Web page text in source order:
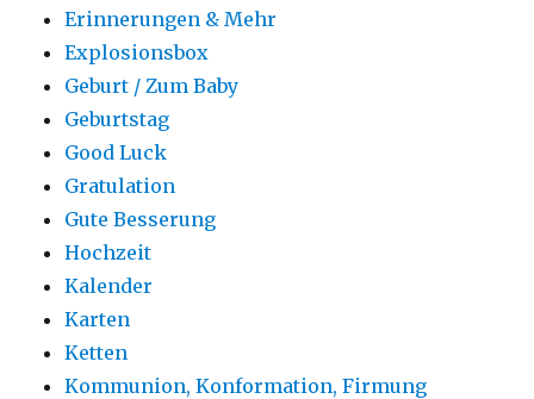
Erinnerungen & Mehr
Explosionsbox
Geburt / Zum Baby
Geburtstag
Good Luck
Gratulation
Gute Besserung
Hochzeit
Kalender
Karten
Ketten
Kommunion, Konformation, Firmung